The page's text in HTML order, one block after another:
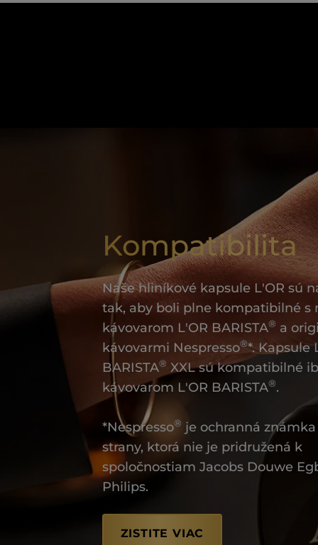
Kompatibilita
Naše hliníkové kapsule L'OR sú
tak, aby boli plne kompatibilné s
kávovarom L'OR BARISTA® a
kávovarmi Nespresso®*. Kapsule
BARISTA® XXL sú kompatibilné
kávovarom L'OR BARISTA®.
*Nespresso® je ochranná
strany, ktorá nie je pridružená k
spoločnostiam Jacobs Douwe
Philips.
ZISTITE VIAC